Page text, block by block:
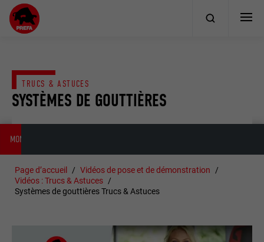
SYSTÈMES DE GOUTTIÈRES
TRUCS & ASTUCES
MONTAGE DU FOND DE GOUTTIÈRE
Page d’accueil
Vidéos de pose et de démonstration
Vidéos : Trucs & Astuces
Systèmes de gouttières Trucs & Astuces